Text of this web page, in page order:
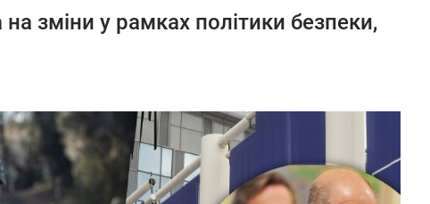
зміни у рамках політики безпеки,